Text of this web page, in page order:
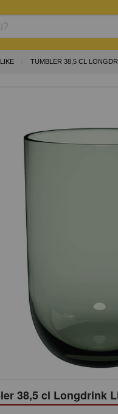
TUMBLER 38,5 CL
38,5 cl Longdrink